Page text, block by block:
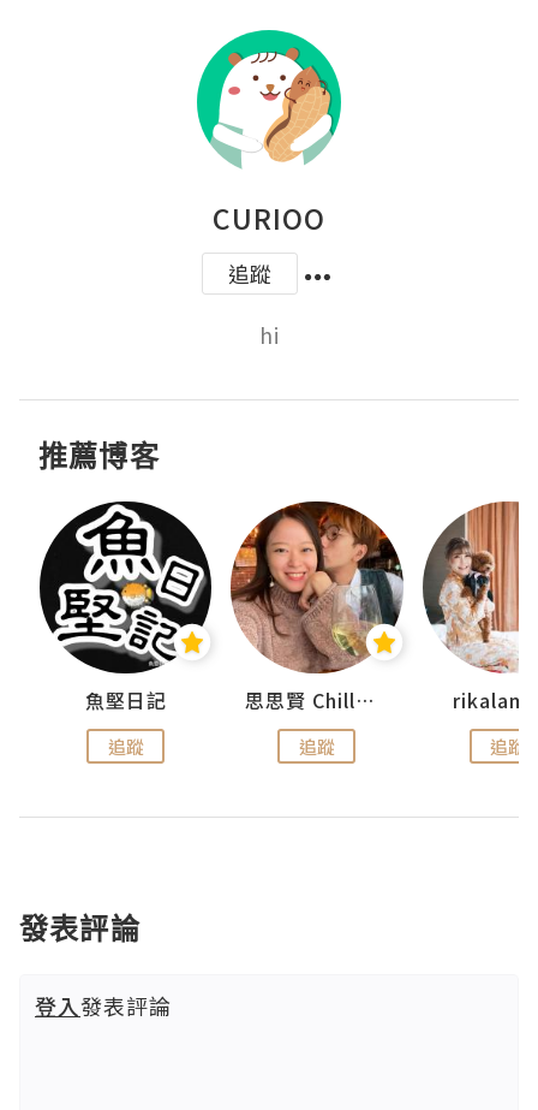
CURIOO
追蹤
hi
推薦博客
魚堅日記
追蹤
思思賢 ChillMyBabe
追蹤 追蹤
發表評論
登入發表評論